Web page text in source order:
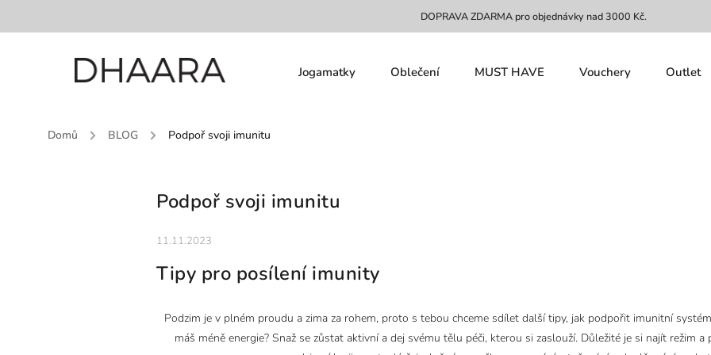
DOPRAVA ZDARMA pro objednávky nad 3000 Kč.
Jogamatky Oblečení MUST HAVE Vouchery Outlet
Domů / BLOG / Podpoř svoji imunitu
Podpoř svoji imunitu
11.11.2023
Tipy pro posílení imunity
Podzim je v plném proudu a zima za rohem, proto s tebou chceme sdílet další tipy, jak podpořit imunitní
máš méně energie? Snaž se zůstat aktivní a dej svému tělu péči, kterou si zaslouží. Důležité je si najít režim